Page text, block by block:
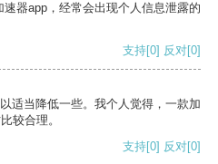
器app，经常会出现个人信息泄露的
支持[0] 反对[0]
适当降低一些。我个人觉得，一款加
较合理。
支持[0] 反对[0]